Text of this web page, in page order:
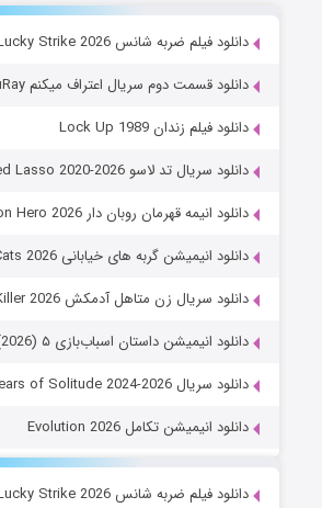
دانلود فیلم ضربه شانس Lucky Strike 2026
دانلود قسمت دوم سریال اعتراف میکنم 1080p BluRay
دانلود فیلم زندان Lock Up 1989
دانلود سریال تد لاسو Ted Lasso 2020-2026
دانلود انیمه قهرمان روبان دار The Ribbon Hero 2026
دانلود انیمیشن گربه های خیابانی Alley Cats 2026
دانلود سریال زن متاهل آدمکش A Bona Fide Killer 2026
دانلود انیمیشن داستان اسباب‌بازی ۵ Toy Story 5 (2026)
دانلود سریال One Hundred Years of Solitude 2024-2026
دانلود انیمیشن تکامل Evolution 2026
دانلود فیلم ضربه شانس Lucky Strike 2026